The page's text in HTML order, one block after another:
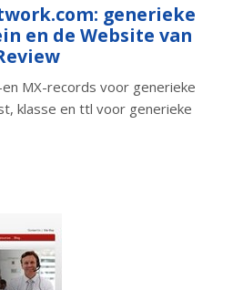
generieke
en de Website van
en MX-records voor generieke
klasse en ttl voor generieke